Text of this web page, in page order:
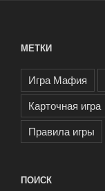
МЕТКИ
Игра Мафия
Карточная игра
Правила игры
ПОИСК